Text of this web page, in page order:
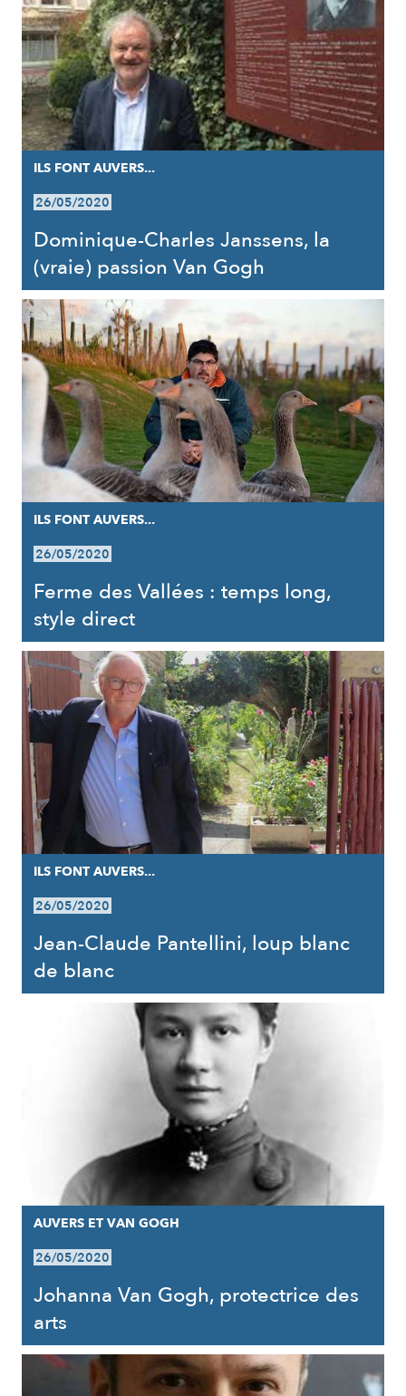
ILS FONT AUVERS...
26/05/2020
Dominique-Charles Janssens, la
(vraie) passion Van Gogh
ILS FONT AUVERS...
26/05/2020
Ferme des Vallées : temps long,
style direct
ILS FONT AUVERS...
26/05/2020
Jean-Claude Pantellini, loup blanc
de blanc
AUVERS ET VAN GOGH
26/05/2020
Johanna Van Gogh, protectrice des
arts